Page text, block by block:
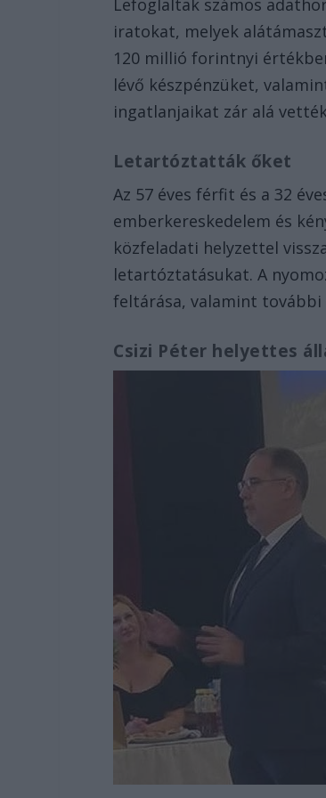
Lefoglaltak számos
iratokat, melyek
120 millió forintnyi
lévő készpénzüket,
ingatlanjaikat zár alá
Letartóztatták őket
Az 57 éves férfit és a 32
emberkereskedelem és
közfeladati helyzettel
letartóztatásukat. A
feltárása, valamint
Csizi Péter helyettes